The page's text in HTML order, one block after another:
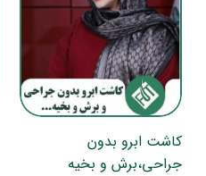
کاشت ابرو بدون
جراحی،برش و بخیه